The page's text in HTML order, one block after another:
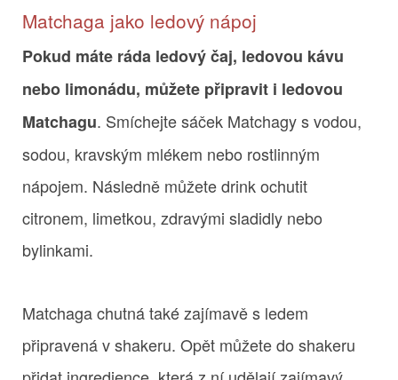
Matchaga jako ledový nápoj
Pokud máte ráda ledový čaj, ledovou kávu
nebo limonádu, můžete připravit i ledovou
Matchagu. Smíchejte sáček Matchagy s vodou,
sodou, kravským mlékem nebo rostlinným
nápojem. Následně můžete drink ochutit
citronem, limetkou, zdravými sladidly nebo
bylinkami.
Matchaga chutná také zajímavě s ledem
připravená v shakeru. Opět můžete do shakeru